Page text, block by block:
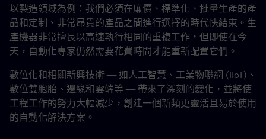
以製造領域為例：我們必須在廉價、標準化、批量生產的產
品和定制、非常昂貴的產品之間進行選擇的時代快結束。生
產機器非常擅長以高速執行相同的重複工作，但即使在今
天，自動化專家仍然需要花費時間才能重新配置它們。
數位化和相關新興技術 — 如人工智慧、工業物聯網 (IIoT)、
數位雙胞胎、邊緣和雲端等 — 帶來了深刻的變化，並將使
工程工作的努力大幅減少，創建一個新類更靈活且易於使用
的自動化解決方案。